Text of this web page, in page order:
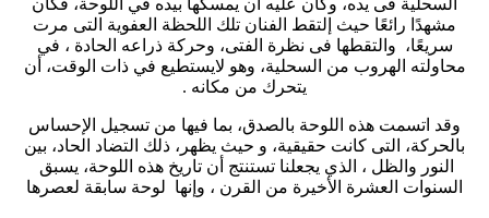
مشهدًا رائعًا حيث إلتقط الفنان تلك اللحظة العفوية التى مرت
سريعًا، والتقطها فى نظرة الفتى، وحركة ذراعه الحادة ، في
محاولته الهروب من السحلية، وهو لايستطيع في ذات الوقت، أن
يتحرك من مكانه .
وقد اتسمت هذه اللوحة بالصدق، بما فيها من تسجيل الإحساس
بالحركة، التى كانت حقيقية، و حيث يظهر، ذلك التضاد الحاد، بين
النور والظل ، الذي يجعلنا تستنتج أن تاريخ هذه اللوحة، يسبق
السنوات العشرة الأخيرة من القرن ، وإنها لوحة سابقة لعصرها